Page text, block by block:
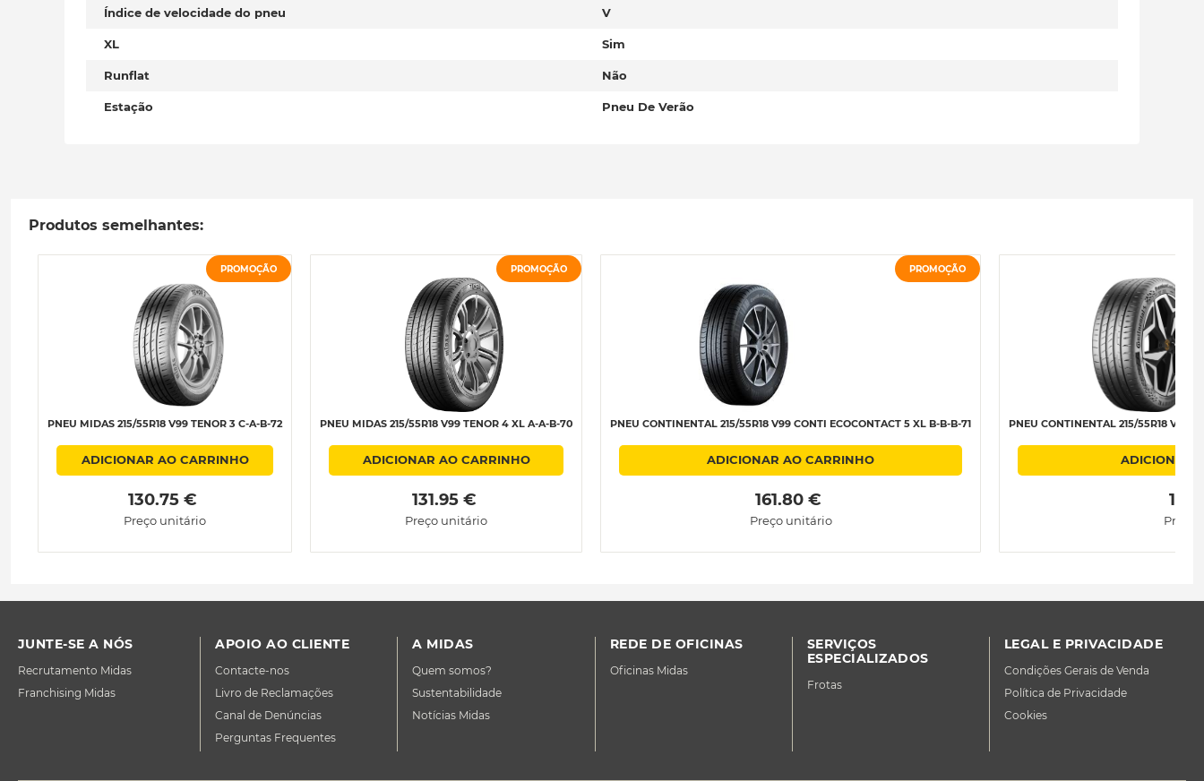
Índice de velocidade do pneu V
XL Sim
Runflat Não
Estação Pneu De Verão
Produtos semelhantes:
PROMOÇÃO
PNEU MIDAS 215/55R18 V99 TENOR 3 C-A-B-72
ADICIONAR AO CARRINHO
130.75 €
Preço unitário
PROMOÇÃO
PNEU MIDAS 215/55R18 V99 TENOR 4 XL A-A-B-70
ADICIONAR AO CARRINHO
131.95 €
Preço unitário
PROMOÇÃO
PNEU CONTINENTAL 215/55R18 V99 CONTI ECOCONTACT 5 XL B-B-B-71
ADICIONAR AO CARRINHO
161.80 €
Preço unitário
PNEU CONTINENTAL 215/55R18 V99
ADICIONAR
Preço
JUNTE-SE A NÓS
Recrutamento Midas
Franchising Midas
APOIO AO CLIENTE
Contacte-nos
Livro de Reclamações
Canal de Denúncias
Perguntas Frequentes
A MIDAS
Quem somos?
Sustentabilidade
Notícias Midas
REDE DE OFICINAS
Oficinas Midas
SERVIÇOS
ESPECIALIZADOS
Frotas
LEGAL E PRIVACIDADE
Condições Gerais de Venda
Política de Privacidade
Cookies